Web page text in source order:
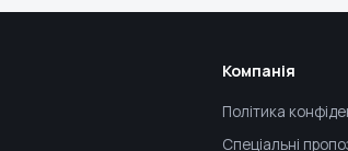
Компанія
Політика
Спеціальні